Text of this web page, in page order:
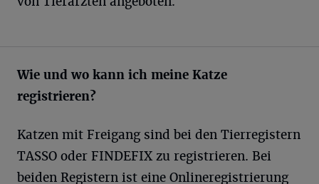
Wie und wo kann ich meine Katze
registrieren?
Katzen mit Freigang sind bei den Tierregistern
TASSO oder FINDEFIX zu registrieren. Bei
beiden Registern ist eine Onlineregistrierung